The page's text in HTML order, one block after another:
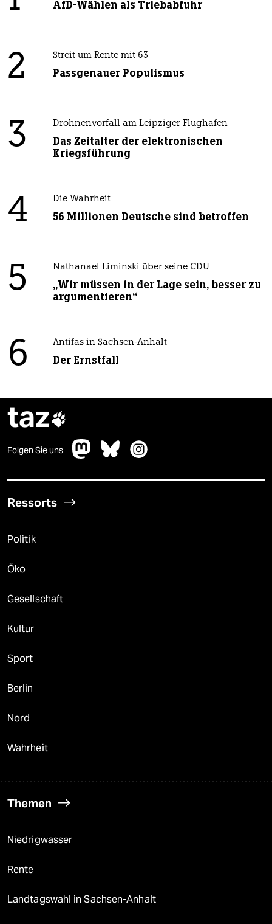
AfD-Wählen als Triebabfuhr
2 Streit um Rente mit 63
Passgenauer Populismus
3 Drohnenvorfall am Leipziger Flughafen
Das Zeitalter der elektronischen
Kriegsführung
4 Die Wahrheit
56 Millionen Deutsche sind betroffen
5 Nathanael Liminski über seine CDU
„Wir müssen in der Lage sein, besser zu
argumentieren“
6 Antifas in Sachsen-Anhalt
Der Ernstfall
taz
Folgen Sie uns
Ressorts
Politik
Öko
Gesellschaft
Kultur
Sport
Berlin
Nord
Wahrheit
Themen
Niedrigwasser
Rente
Landtagswahl in Sachsen-Anhalt